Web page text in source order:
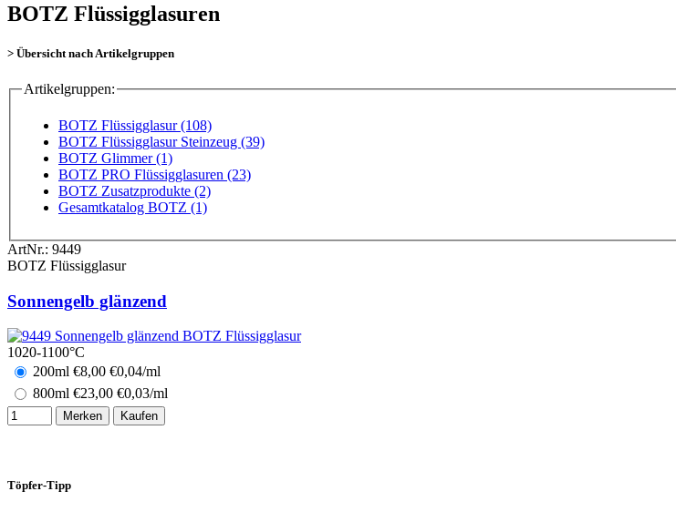
BOTZ Flüssigglasuren
> Übersicht nach Artikelgruppen
Artikelgruppen:
BOTZ Flüssigglasur (108)
BOTZ Flüssigglasur Steinzeug (39)
BOTZ Glimmer (1)
BOTZ PRO Flüssigglasuren (23)
BOTZ Zusatzprodukte (2)
Gesamtkatalog BOTZ (1)
ArtNr.: 9449
BOTZ Flüssigglasur
Sonnengelb glänzend
1020-1100°C
200ml €8,00 €0,04/ml
800ml €23,00 €0,03/ml
Merken Kaufen
Töpfer-Tipp